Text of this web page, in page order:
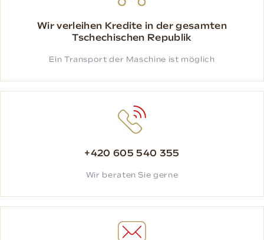
Wir verleihen Kredite in der gesamten
Tschechischen Republik
Ein Transport der Maschine ist möglich
+420 605 540 355
Wir beraten Sie gerne